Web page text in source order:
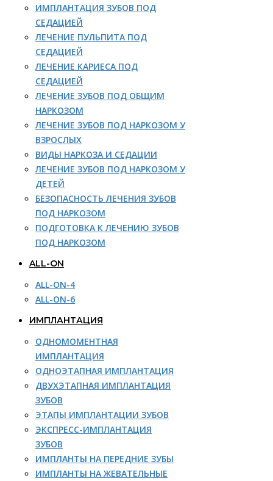
ИМПЛАНТАЦИЯ ЗУБОВ ПОД
СЕДАЦИЕЙ
ЛЕЧЕНИЕ ПУЛЬПИТА ПОД
СЕДАЦИЕЙ
ЛЕЧЕНИЕ КАРИЕСА ПОД
СЕДАЦИЕЙ
ЛЕЧЕНИЕ ЗУБОВ ПОД ОБЩИМ
НАРКОЗОМ
ЛЕЧЕНИЕ ЗУБОВ ПОД НАРКОЗОМ У
ВЗРОСЛЫХ
ВИДЫ НАРКОЗА И СЕДАЦИИ
ЛЕЧЕНИЕ ЗУБОВ ПОД НАРКОЗОМ У
ДЕТЕЙ
БЕЗОПАСНОСТЬ ЛЕЧЕНИЯ ЗУБОВ
ПОД НАРКОЗОМ
ПОДГОТОВКА К ЛЕЧЕНИЮ ЗУБОВ
ПОД НАРКОЗОМ
ALL-ON
ALL-ON-4
ALL-ON-6
ИМПЛАНТАЦИЯ
ОДНОМОМЕНТНАЯ
ИМПЛАНТАЦИЯ
ОДНОЭТАПНАЯ ИМПЛАНТАЦИЯ
ДВУХЭТАПНАЯ ИМПЛАНТАЦИЯ
ЗУБОВ
ЭТАПЫ ИМПЛАНТАЦИИ ЗУБОВ
ЭКСПРЕСС-ИМПЛАНТАЦИЯ
ЗУБОВ
ИМПЛАНТЫ НА ПЕРЕДНИЕ ЗУБЫ
ИМПЛАНТЫ НА ЖЕВАТЕЛЬНЫЕ